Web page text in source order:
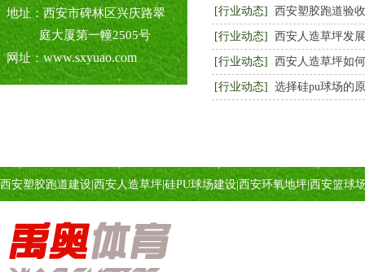
[行业动态] 西安塑胶跑道验
[行业动态] 西安人造草坪发
[行业动态] 西安人造草坪如
[行业动态] 选择硅pu球场的
地址：西安市碑林区兴庆路翠
庭大厦第一幢2505号
网址：www.sxyuao.com
西安塑胶跑道建设 西安人造草坪 硅PU球场建设 西安环氧地坪|西安篮球